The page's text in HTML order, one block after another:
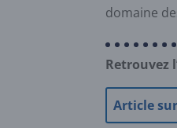
domaine
Retrouvez
Article sur